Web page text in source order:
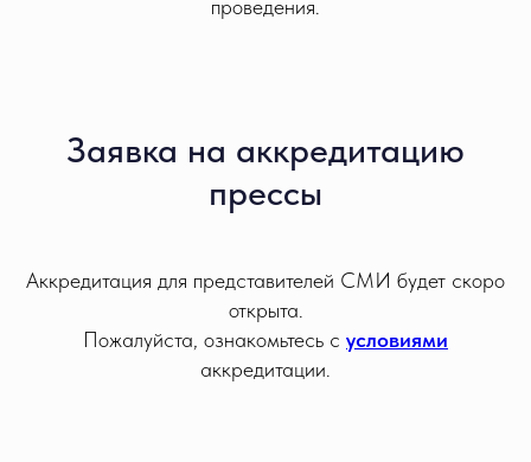
проведения.
Заявка на аккредитацию
прессы
Аккредитация для представителей СМИ будет скоро
открыта.
Пожалуйста, ознакомьтесь с условиями
аккредитации.